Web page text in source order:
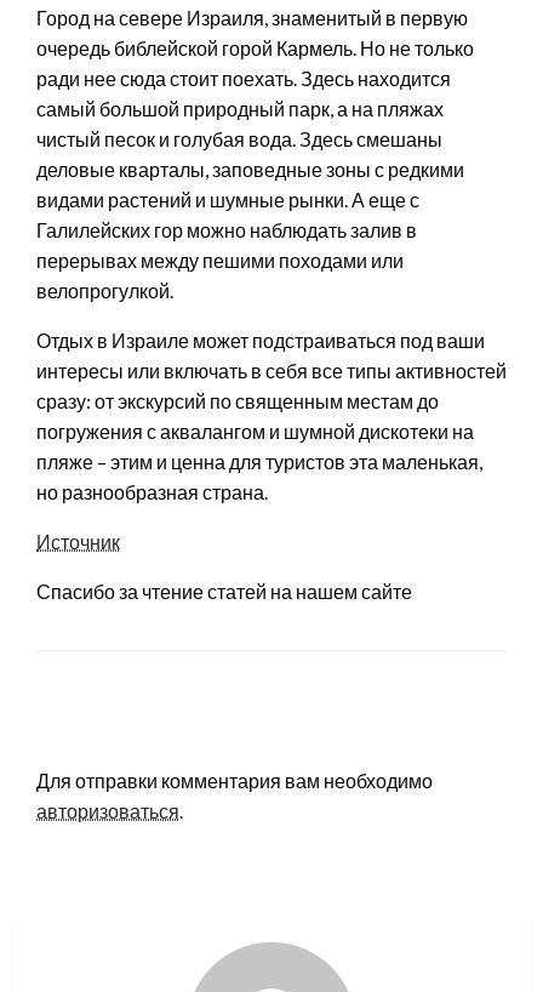
Город на севере Израиля, знаменитый в первую
очередь библейской горой Кармель. Но не только
ради нее сюда стоит поехать. Здесь находится
самый большой природный парк, а на пляжах
чистый песок и голубая вода. Здесь смешаны
деловые кварталы, заповедные зоны с редкими
видами растений и шумные рынки. А еще с
Галилейских гор можно наблюдать залив в
перерывах между пешими походами или
велопрогулкой.
Отдых в Израиле может подстраиваться под ваши
интересы или включать в себя все типы активностей
сразу: от экскурсий по священным местам до
погружения с аквалангом и шумной дискотеки на
пляже – этим и ценна для туристов эта маленькая,
но разнообразная страна.
Источник
Спасибо за чтение статей на нашем сайте
Для отправки комментария вам необходимо
авторизоваться